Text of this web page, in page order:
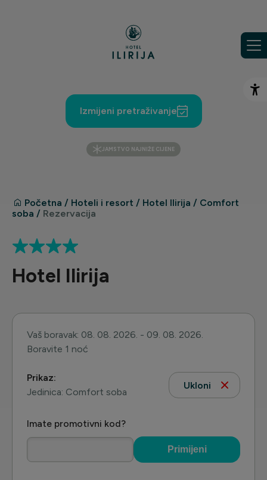
Izmijeni pretraživanje
JAMSTVO NAJNIŽE CIJENE
Početna / Hoteli i resort / Hotel Ilirija / Comfort
soba / Rezervacija
Hotel Ilirija
Vaš boravak: 08. 08. 2026. - 09. 08. 2026.
Boravite 1 noć
Prikaz:
Jedinica: Comfort soba
Ukloni
Imate promotivni kod?
Primijeni